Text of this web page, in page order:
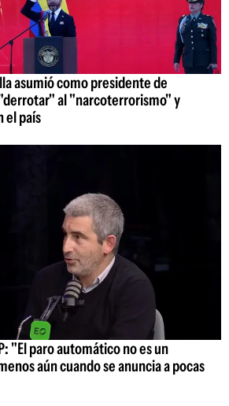
asumió como presidente de
al "narcoterrorismo" y
el país
"El paro automático no es un
aún cuando se anuncia a pocas